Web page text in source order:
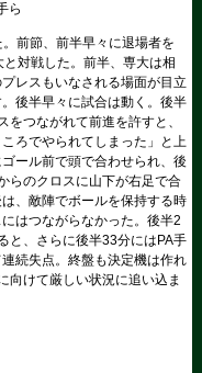
ら
前節、前半早々に退場者を
対戦した。前半、専大は相
レスもいなされる場面が目立
後半早々に試合は動く。後半
つながれて前進を許すと、
ろでやられてしまった」と上
ール前で頭で合わせられ、後
らのクロスに山下が右足で合
、敵陣でボールを保持する時
はつながらなかった。後半2
と、さらに後半33分にはPA手
続失点。終盤も決定機は作れ
向けて厳しい状況に追い込ま